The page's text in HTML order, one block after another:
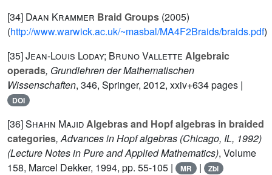
[34] Daan Krammer Braid Groups (2005)
(http://www.warwick.ac.uk/~masbal/MA4F2Braids/braids.pdf)
[35]Jean-Louis Loday; Bruno Vallette Algebraic
operads, Grundlehren der Mathematischen
Wissenschaften, 346, Springer, 2012, xxiv+634 pages |
DOI
[36]Shahn MajidAlgebras and Hopf algebras in braided
categories, Advances in Hopf algebras (Chicago, IL, 1992)
(Lecture Notes in Pure and Applied Mathematics), Volume
158, Marcel Dekker, 1994, pp. 55-105 | MR | Zbl